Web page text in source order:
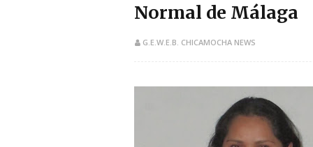
Normal de Málaga
G.E.W.E.B. CHICAMOCHA NEWS